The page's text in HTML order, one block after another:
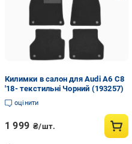
Килимки в салон для Audi A6 C8
'18- текстильні Чорний (193257)
оцінити
1 999 ₴/шт.